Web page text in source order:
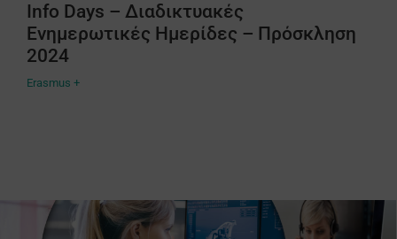
Info Days – Διαδικτυακές
Ενημερωτικές Ημερίδες – Πρόσκληση
2024
Erasmus +